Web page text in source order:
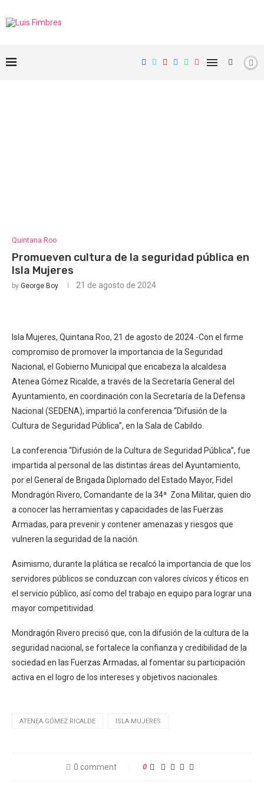
Quintana Roo
Promueven cultura de la seguridad pública en
Isla Mujeres
by George Boy 21 de agosto de 2024
Isla Mujeres, Quintana Roo, 21 de agosto de 2024.-Con el firme
compromiso de promover la importancia de la Seguridad
Nacional, el Gobierno Municipal que encabeza la alcaldesa
Atenea Gómez Ricalde, a través de la Secretaría General del
Ayuntamiento, en coordinación con la Secretaría de la Defensa
Nacional (SEDENA), impartió la conferencia “Difusión de la
Cultura de Seguridad Pública”, en la Sala de Cabildo.
La conferencia “Difusión de la Cultura de Seguridad Pública”, fue
impartida al personal de las distintas áreas del Ayuntamiento,
por el General de Brigada Diplomado del Estado Mayor, Fidel
Mondragón Rivero, Comandante de la 34ª Zona Militar, quien dio
a conocer las herramientas y capacidades de las Fuerzas
Armadas, para prevenir y contener amenazas y riesgos que
vulneren la seguridad de la nación.
Asimismo, durante la plática se recalcó la importancia de que los
servidores públicos se conduzcan con valores cívicos y éticos en
el servicio público, así como del trabajo en equipo para lograr una
mayor competitividad.
Mondragón Rivero precisó que, con la difusión de la cultura de la
seguridad nacional, se fortalece la confianza y credibilidad de la
sociedad en las Fuerzas Armadas, al fomentar su participación
activa en el logro de los intereses y objetivos nacionales.
ATENEA GÓMEZ RICALDE ISLA MUJERES
0 comment 0